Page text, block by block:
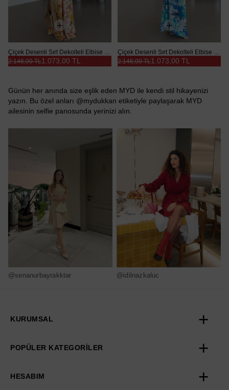
Çiçek Desenli Sırt Dekolteli Elbise - Sarı
1.073,00 TL
2.146,00 TL
Çiçek Desenli Sırt Dekolteli Elbise - Mavi
1.073,00 TL
2.146,00 TL
Günün her anında size eşlik eden MYD ile kendi stil hikayenizi
yazın. Bu özel anları @mydukkan etiketiyle paylaşarak MYD
ailesinin selfie panosunda yerinizi alın.
@senanurbayrakktar @idilnazkaluc
KURUMSAL
POPÜLER KATEGORİLER
HESABIM